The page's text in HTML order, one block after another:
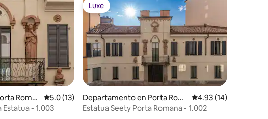
5 evaluaciones
Roma
Calificación promedio: 5.0 de 5; 13 evaluaciones
5.0 (13)
- 1.003
Luxe
Luxe
Departamento en Porta Rom
ana
Calificación
4.93 (14)
Estatua Seety Porta Romana - 1.002